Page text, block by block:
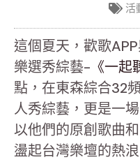
活
這個夏天，歡歌
樂選秀綜藝- 《一起
點，在東森綜合32
人秀綜藝，更是一
以他們的原創歌曲
盪起台灣樂壇的熱